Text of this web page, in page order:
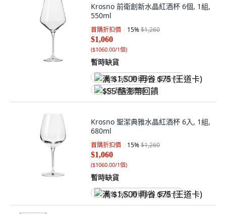
Krosno 前衛創新水晶紅酒杯 6個, 1組,
550ml
首購折扣價 15%$1,260
$1,060
($1060.00/1個)
暫時缺貨
满 $1,500 再省 $75 (王道卡)
$55 酷澎幣回饋
Krosno 聖潔典雅水晶紅酒杯 6入, 1組,
680ml
首購折扣價 15%$1,260
$1,060
($1060.00/1個)
暫時缺貨
满 $1,500 再省 $75 (王道卡)